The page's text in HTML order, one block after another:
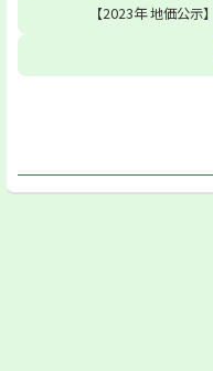
【2023年 地価公示】